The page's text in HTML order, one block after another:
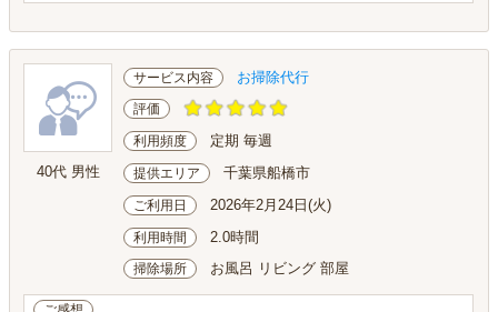
40代 男性
サービス内容 お掃除代行
評価
利用頻度 定期 毎週
提供エリア 千葉県船橋市
ご利用日 2026年2月24日(火)
利用時間 2.0時間
掃除場所 お風呂 リビング 部屋